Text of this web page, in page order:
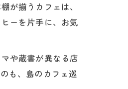
が揃うカフェは、
ーを片手に、お気
や蔵書が異なる店
も、島のカフェ巡